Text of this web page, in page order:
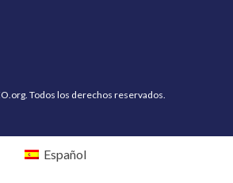
Todos los derechos reservados.
Español